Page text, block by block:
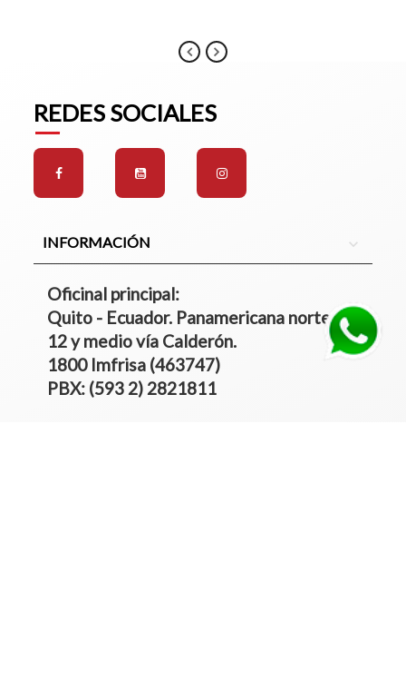
REDES SOCIALES
INFORMACIÓN expand_more
Oficinal principal:
Quito - Ecuador. Panamericana norte Km
12 y medio vía Calderón.
1800 Imfrisa (463747)
PBX: (593 2) 2821811